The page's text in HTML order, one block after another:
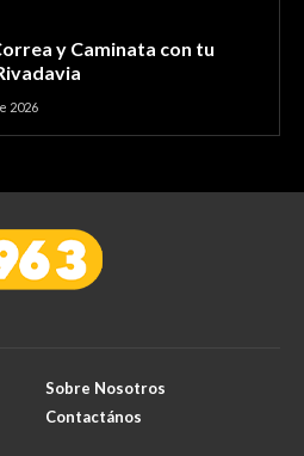
y Caminata con tu
2026
Sobre Nosotros
Contactános